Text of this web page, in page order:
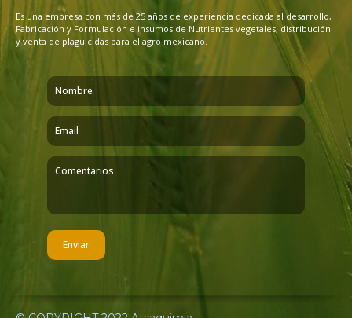
Es una empresa con más de 25 años de experiencia dedicada al desarrollo,
Fabricación y Formulación e insumos de Nutrientes vegetales, distribución
y venta de plaguicidas para el agro mexicano.